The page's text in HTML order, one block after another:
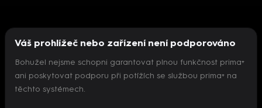
Nepodařilo se inicializovat přehrávač
Váš prohlížeč nebo zařízení není podporováno
Bohužel nejsme schopni garantovat plnou funkčnost prima+
ani poskytovat podporu při potížích se službou prima+ na
těchto systémech.